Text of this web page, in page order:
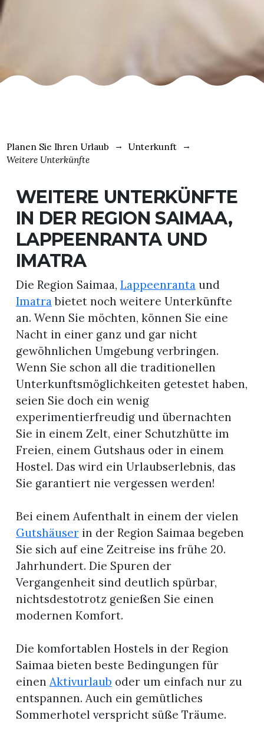
Planen Sie Ihren Urlaub
Unterkunft
Weitere Unterkünfte
WEITERE UNTERKÜNFTE
IN DER REGION SAIMAA,
LAPPEENRANTA UND
IMATRA
Die Region Saimaa, Lappeenrantaund
Imatrabietet noch weitere Unterkünfte
an. Wenn Sie möchten, können Sie eine
Nacht in einer ganz und gar nicht
gewöhnlichen Umgebung verbringen.
Wenn Sie schon all die traditionellen
Unterkunftsmöglichkeiten getestet haben,
seien Sie doch ein wenig
experimentierfreudig und übernachten
Sie in einem Zelt, einer Schutzhütte im
Freien, einem Gutshaus oder in einem
Hostel. Das wird ein Urlaubserlebnis, das
Sie garantiert nie vergessen werden!
Bei einem Aufenthalt in einem der vielen
Gutshäuserin der Region Saimaa begeben
Sie sich auf eine Zeitreise ins frühe 20.
Jahrhundert. Die Spuren der
Vergangenheit sind deutlich spürbar,
nichtsdestotrotz genießen Sie einen
modernen Komfort.
Die komfortablen Hostels in der Region
Saimaa bieten beste Bedingungen für
einen Aktivurlaub oder um einfach nur zu
entspannen. Auch ein gemütliches
Sommerhotel verspricht süße Träume.